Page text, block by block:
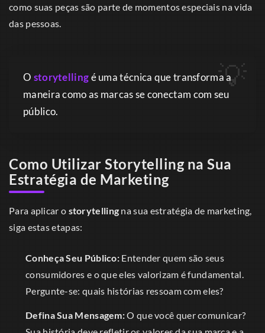
como suas peças são parte de momentos especiais na vida
das pessoas.
O storytellingé uma técnica que transforma a
maneira como as marcas se conectam com seu
público.
Como Utilizar Storytelling na Sua
Estratégia de Marketing
Para aplicar o storytelling na sua estratégia de marketing,
siga estas etapas:
Conheça Seu Público: Entender quem são seus
consumidores e o que eles valorizam é fundamental.
Pergunte-se: quais histórias ressoam com eles?
Defina Sua Mensagem:O que você quer comunicar?